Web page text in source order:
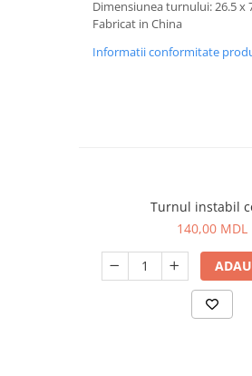
Dimensiunea turnului: 26.5 x
Fabricat in China
Informatii conformitate
Turnul instabil
140,00 MDL